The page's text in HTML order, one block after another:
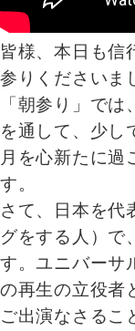
皆様、本日も信
参りくださいま
「朝参り」で
を通して、少し
月を心新たに過
す。
さて、日本を代
グをする人）で
す。ユニバーサ
の再生の立役者
ご出演なさるこ